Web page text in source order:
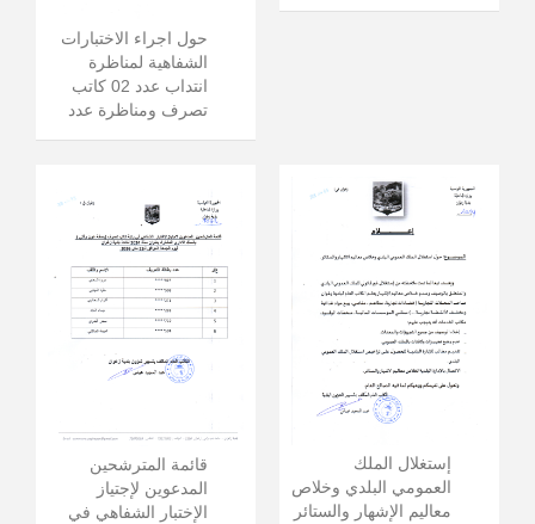
حول اجراء الاختبارات
الشفاهية لمناظرة
انتداب عدد 02 كاتب
تصرف ومناظرة عدد
إستغلال الملك
العمومي البلدي وخلاص
معاليم الإشهار والستائر
قائمة المترشحين
المدعوين لإجتياز
الإختبار الشفاهي في